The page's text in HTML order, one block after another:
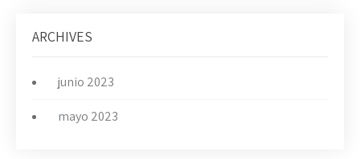
ARCHIVES
junio 2023
mayo 2023